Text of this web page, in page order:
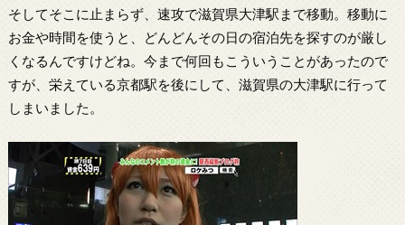
そしてそこに止まらず、速攻で滋賀県大津駅まで移動。移動に
お金や時間を使うと、どんどんその日の宿泊先を探すのが厳し
くなるんですけどね。今まで何回もこういうことがあったので
すが、栄えている京都駅を後にして、滋賀県の大津駅に行って
しまいました。